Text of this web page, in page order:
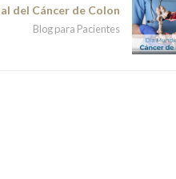
del Cáncer de Colon
Blog para Pacientes